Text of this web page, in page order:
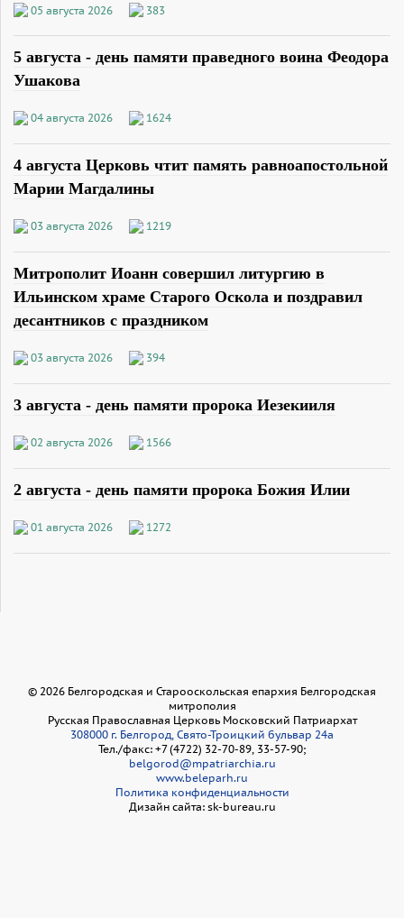
05 августа 2026 383
5 августа - день памяти праведного воина Феодора
Ушакова
04 августа 2026 1624
4 августа Церковь чтит память равноапостольной
Марии Магдалины
03 августа 2026 1219
Митрополит Иоанн совершил литургию в
Ильинском храме Старого Оскола и поздравил
десантников с праздником
03 августа 2026 394
3 августа - день памяти пророка Иезекииля
02 августа 2026 1566
2 августа - день памяти пророка Божия Илии
01 августа 2026 1272
© 2026 Белгородская и Старооскольская епархия Белгородская
митрополия
Русская Православная Церковь Московский Патриархат
308000 г. Белгород, Свято-Троицкий бульвар 24а
Тел./факс: +7 (4722) 32-70-89, 33-57-90;
belgorod@mpatriarchia.ru
www.beleparh.ru
Политика конфиденциальности
Дизайн сайта: sk-bureau.ru